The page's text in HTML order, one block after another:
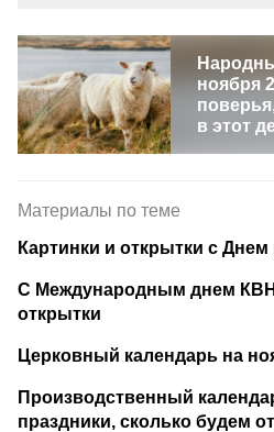
ноября
в этот
Материалы по теме
Картинки и открытки с
С Международным днем КВН
открытки
Церковный календарь на
Производственный
праздники, сколько будем